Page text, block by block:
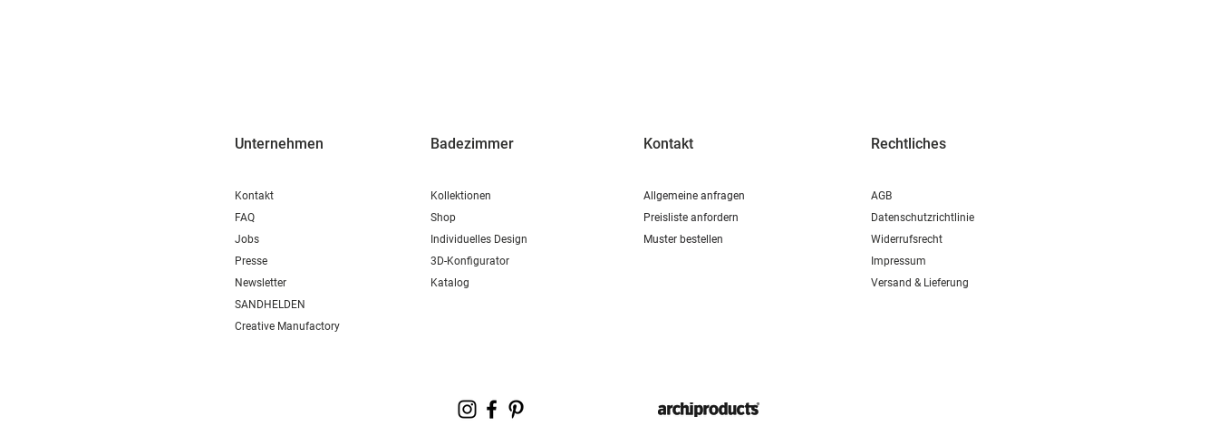
Unternehmen
Kontakt
FAQ
Jobs
Presse
Newsletter
SANDHELDEN
Creative Manufactory
Badezimmer
Kollektionen
Shop
Individuelles Design
3D-Konfigurator
Katalog
Kontakt
Allgemeine anfragen
Preisliste anfordern
Muster bestellen
Rechtliches
AGB
Datenschutzrichtlinie
Widerrufsrecht
Impressum
Versand & Lieferung